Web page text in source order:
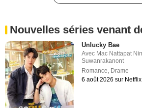
Nouvelles séries venant
Unlucky Bae
Avec Mac Nattapat
Suwanrakanont
Romance, Drame
6 août 2026 sur Netflix